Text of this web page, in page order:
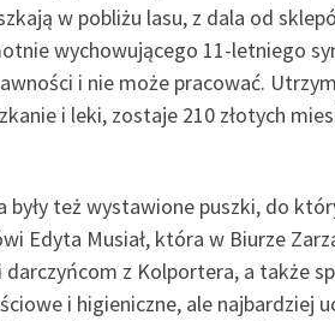
w pobliżu lasu, z dala od
wychowującego 11-letniego
i nie może pracować.
i leki, zostaje 210 złotych
też wystawione puszki, do
Edyta Musiał, która w Biurze
darczyńcom z Kolportera, a także
i higieniczne, ale najbardziej